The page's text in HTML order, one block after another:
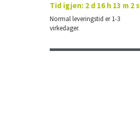
Tid igjen: 2 d 16 h 13 m 2 s
Normal leveringstid er 1-3
virkedager.